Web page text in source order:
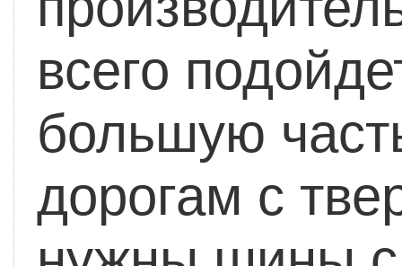
всего
большую
дорогам с